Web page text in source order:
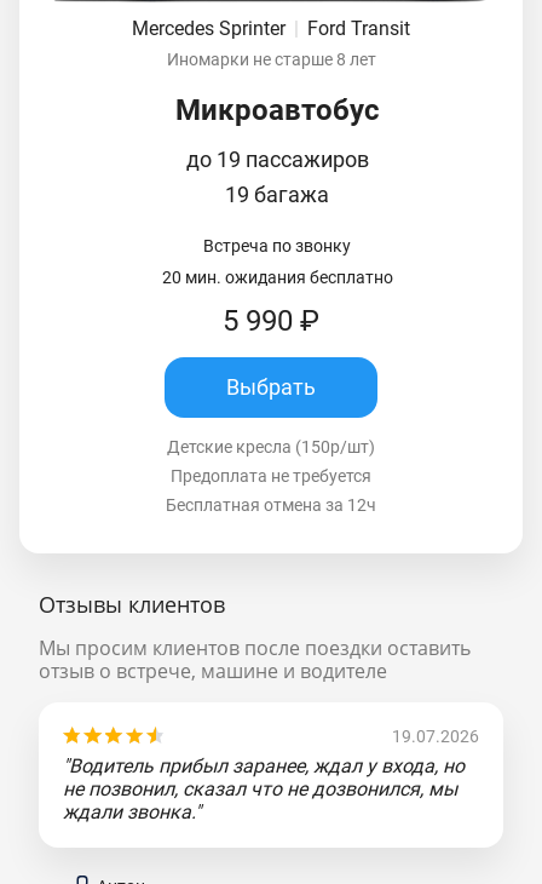
Mercedes Sprinter | Ford Transit
Иномарки не старше 8 лет
Микроавтобус
до 19 пассажиров
19 багажа
Встреча по звонку
20 мин. ожидания бесплатно
5 990 ₽
Выбрать
Детские кресла (150р/шт)
Предоплата не требуется
Бесплатная отмена за 12ч
Отзывы клиентов
Мы просим клиентов после поездки оставить
отзыв о встрече, машине и водителе
19.07.2026
"Водитель прибыл заранее, ждал у входа, но
не позвонил, сказал что не дозвонился, мы
ждали звонка."